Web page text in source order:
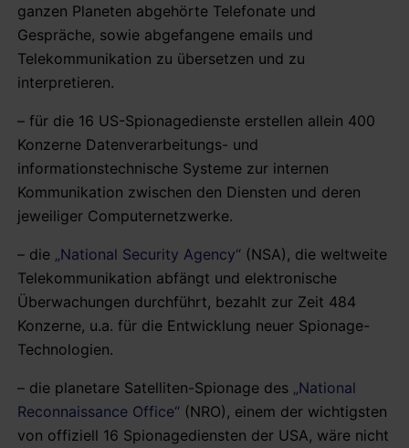
ganzen Planeten abgehörte Telefonate und
Gespräche, sowie abgefangene emails und
Telekommunikation zu übersetzen und zu
interpretieren.
– für die 16 US-Spionagedienste erstellen allein 400
Konzerne Datenverarbeitungs- und
informationstechnische Systeme zur internen
Kommunikation zwischen den Diensten und deren
jeweiliger Computernetzwerke.
– die „National Security Agency“ (NSA), die weltweite
Telekommunikation abfängt und elektronische
Überwachungen durchführt, bezahlt zur Zeit 484
Konzerne, u.a. für die Entwicklung neuer Spionage-
Technologien.
– die planetare Satelliten-Spionage des „National
Reconnaissance Office“ (NRO), einem der wichtigsten
von offiziell 16 Spionagediensten der USA, wäre nicht